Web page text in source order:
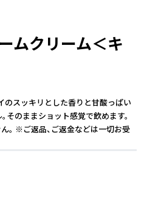
ムクリーム＜キ
のスッキリとした香りと甘酸っぱい
そのままショット感覚で飲めます。
。 ※ご返品、ご返金などは一切お受